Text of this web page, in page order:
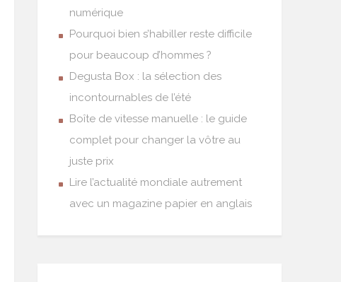
numérique
Pourquoi bien s’habiller reste difficile
pour beaucoup d’hommes ?
Degusta Box : la sélection des
incontournables de l’été
Boîte de vitesse manuelle : le guide
complet pour changer la vôtre au
juste prix
Lire l’actualité mondiale autrement
avec un magazine papier en anglais